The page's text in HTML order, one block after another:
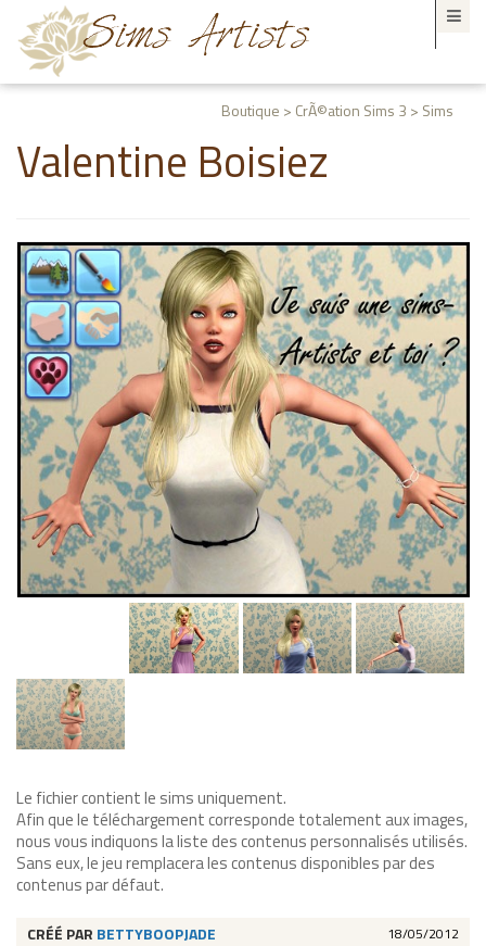
Boutique > CrÃ©ation Sims 3 > Sims
Valentine Boisiez
Le fichier contient le sims uniquement.
Afin que le téléchargement corresponde totalement aux images,
nous vous indiquons la liste des contenus personnalisés utilisés.
Sans eux, le jeu remplacera les contenus disponibles par des
contenus par défaut.
CRÉÉ PAR BETTYBOOPJADE 18/05/2012